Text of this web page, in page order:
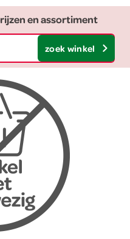
en assortiment
zoek winkel